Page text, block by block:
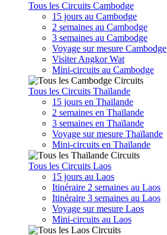
Tous les Circuits Cambodge
15 jours au Cambodge
2 semaines au Cambodge
3 semaines au Cambodge
Voyage sur mesure Cambodge
Visiter Angkor Wat
Mini-circuits au Cambodge
Tous les Circuits Thaïlande
15 jours en Thaïlande
2 semaines en Thaïlande
3 semaines en Thaïlande
Voyage sur mesure Thaïlande
Mini-circuits en Thaïlande
Tous les Circuits Laos
15 jours au Laos
Itinéraire 2 semaines au Laos
Itinéraire 3 semaines au Laos
Voyage sur mesure Laos
Mini-circuits au Laos